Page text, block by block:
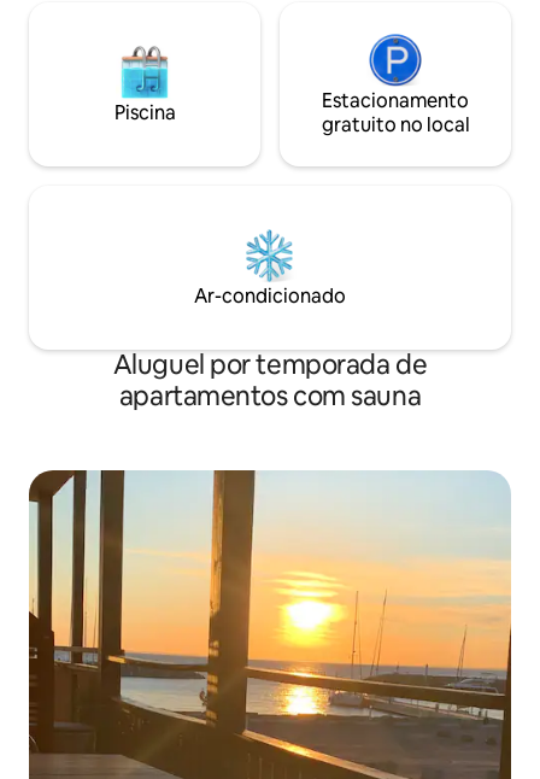
Piscina
Estacionamento
gratuito no local
Ar-condicionado
Aluguel por temporada de
apartamentos com sauna